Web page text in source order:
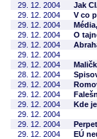
29. 12. 2004
Jak
29. 12. 2004
V co
29. 12. 2004
29. 12. 2004
O
29. 12. 2004
29. 12. 2004
29. 12. 2004
28. 12. 2004
29. 12. 2004
29. 12. 2004
29. 12. 2004
Kde
29. 12. 2004
29. 12. 2004
29. 12. 2004
EÚ